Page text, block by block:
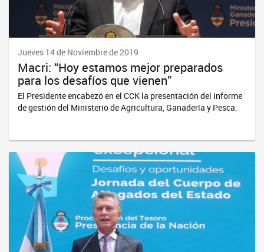
Jueves 14 de Noviembre de 2019
Macri: “Hoy estamos mejor preparados
para los desafíos que vienen”
El Presidente encabezó en el CCK la presentación del informe
de gestión del Ministerio de Agricultura, Ganadería y Pesca.